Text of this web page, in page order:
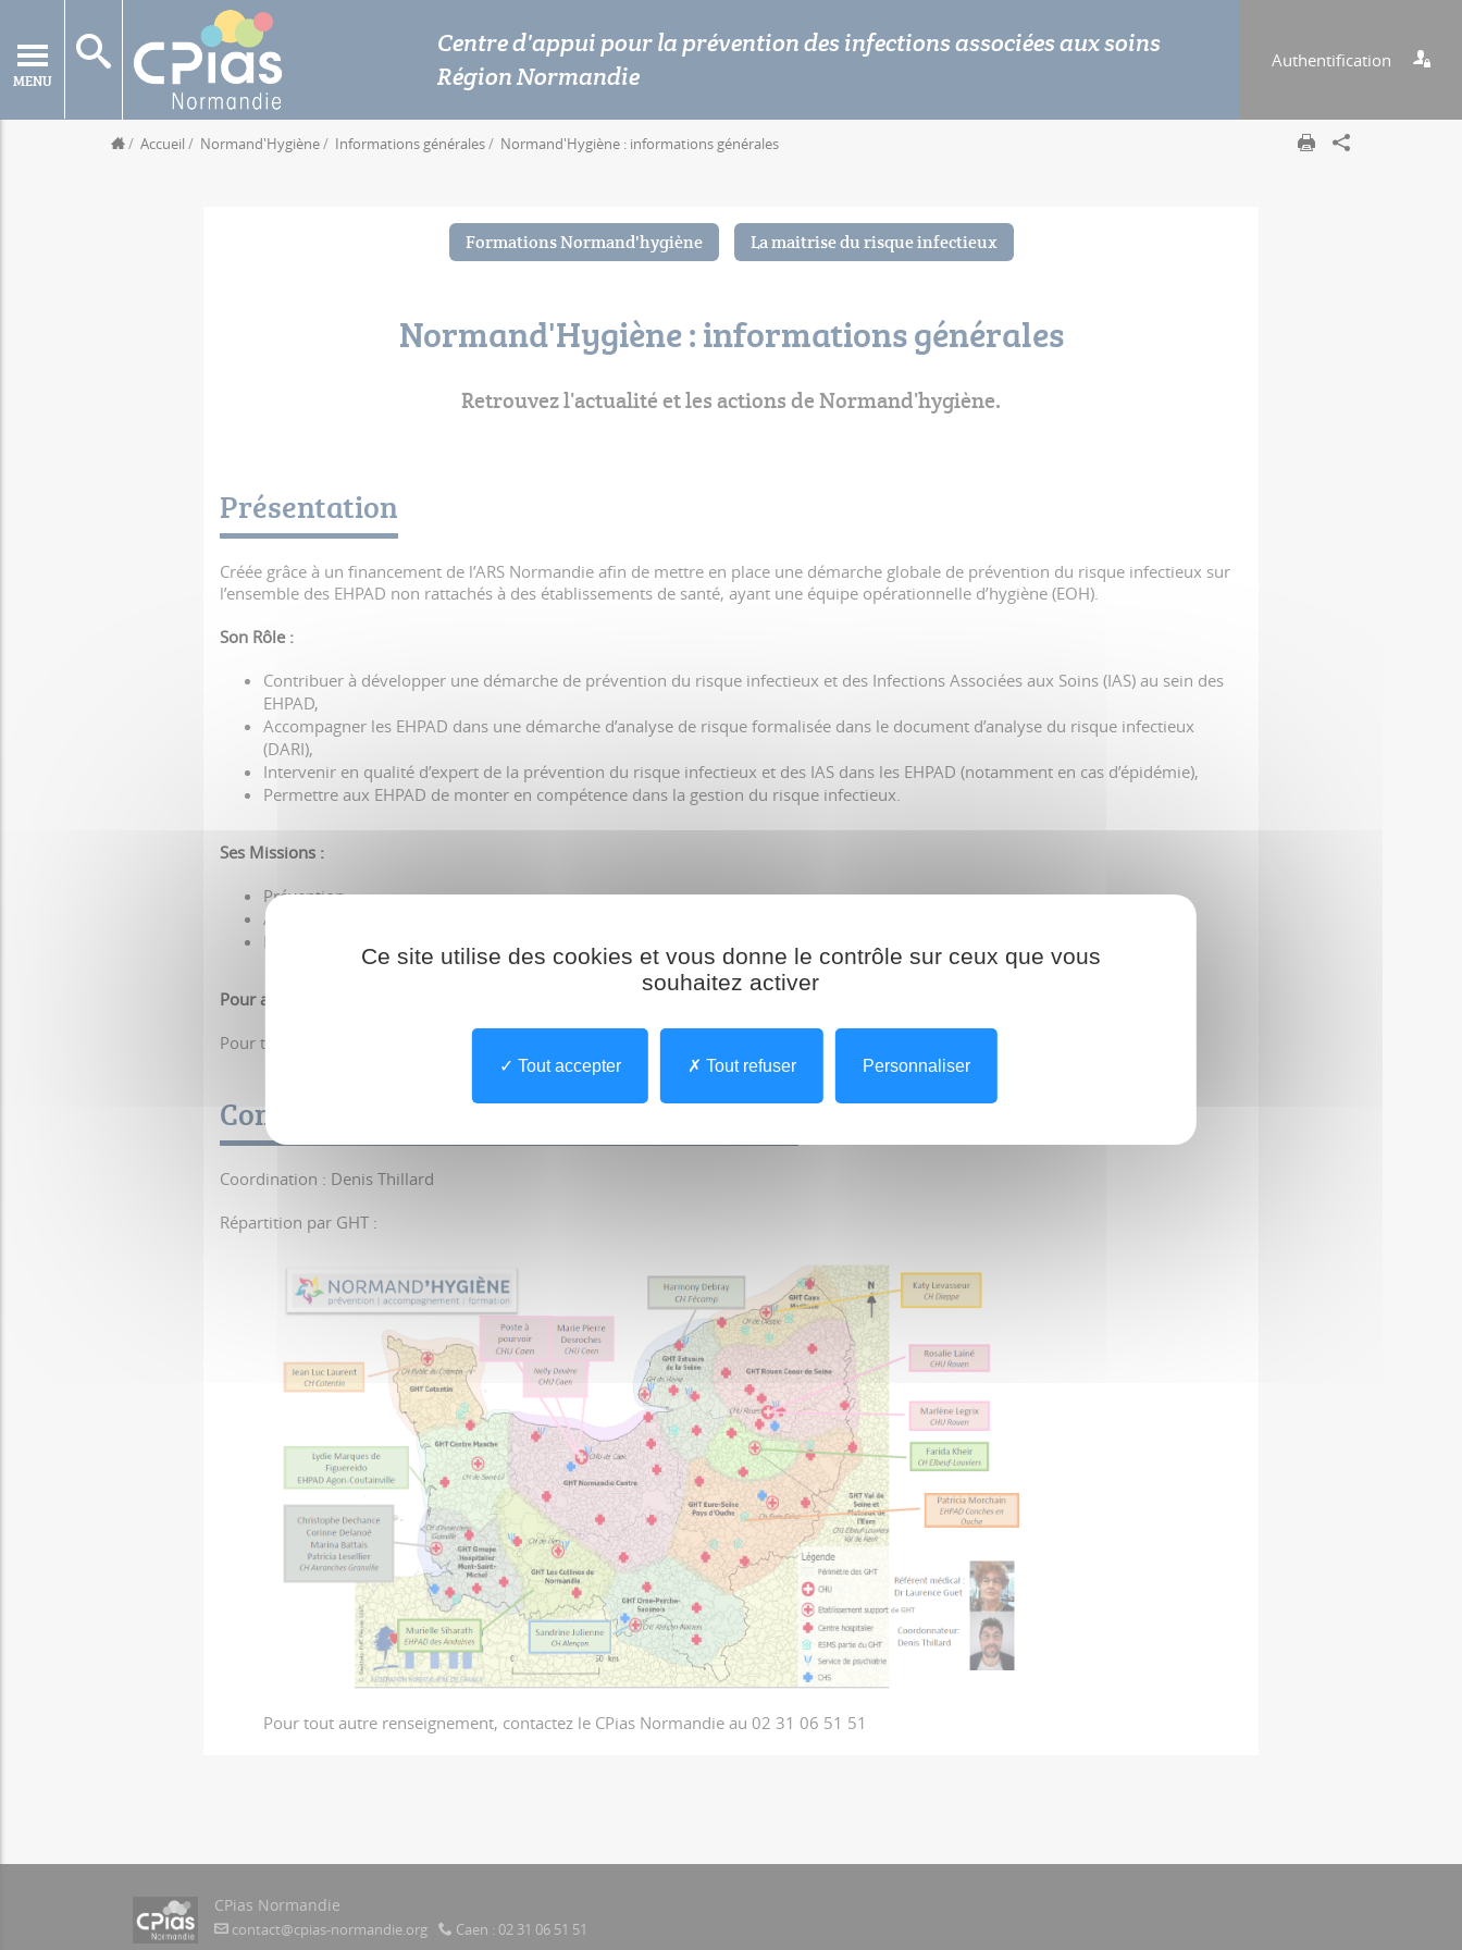
MENU
Authentification
Centre d'appui pour la prévention des infections associées aux soins
Région Normandie
Accueil Normand'Hygiène Informations générales Normand'Hygiène : informations générales
Formations Normand'hygiène La maitrise du risque infectieux
Normand'Hygiène : informations générales
Retrouvez l'actualité et les actions de Normand'hygiène.
Présentation
Créée grâce à un financement de l’ARS Normandie afin de mettre en place une démarche globale de prévention du risque infectieux sur
l’ensemble des EHPAD non rattachés à des établissements de santé, ayant une équipe opérationnelle d’hygiène (EOH).
Son Rôle :
Contribuer à développer une démarche de prévention du risque infectieux et des Infections Associées aux Soins (IAS) au sein des
EHPAD,
Accompagner les EHPAD dans une démarche d’analyse de risque formalisée dans le document d’analyse du risque infectieux
(DARI),
Intervenir en qualité d’expert de la prévention du risque infectieux et des IAS dans les EHPAD (notamment en cas d’épidémie),
Permettre aux EHPAD de monter en compétence dans la gestion du risque infectieux.
Ses Missions :
Prévention,
Accompagnement,
Formation.
Pour adhérer à la démarche
Pour tout autre renseignement, contactez le CPias Normandie : 02 31 06 51 51
Composition de l'Equipe Normand'hygiène
Coordination : Denis Thillard
Répartition par GHT :
Pour tout autre renseignement, contactez le CPias Normandie au 02 31 06 51 51
CPias Normandie
contact@cpias-normandie.org Caen : 02 31 06 51 51
Ce site utilise des cookies et vous donne le contrôle sur ceux que vous
souhaitez activer
Tout accepter Tout refuser Personnaliser